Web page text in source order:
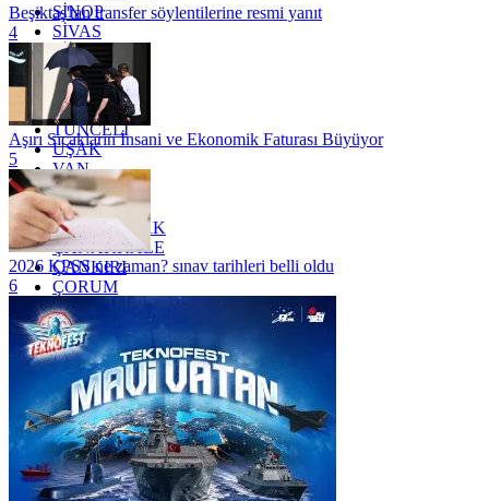
SİNOP
SİVAS
SİİRT
TEKİRDAĞ
TOKAT
TRABZON
TUNCELİ
UŞAK
VAN
YALOVA
YOZGAT
ZONGULDAK
ÇANAKKALE
ÇANKIRI
ÇORUM
İSTANBUL
İZMİR
ŞANLIURFA
ŞIRNAK
Beşiktaş'tan transfer söylentilerine resmi yanıt
4
Aşırı Sıcakların İnsani ve Ekonomik Faturası Büyüyor
5
2026 KPSS ne zaman? sınav tarihleri belli oldu
6